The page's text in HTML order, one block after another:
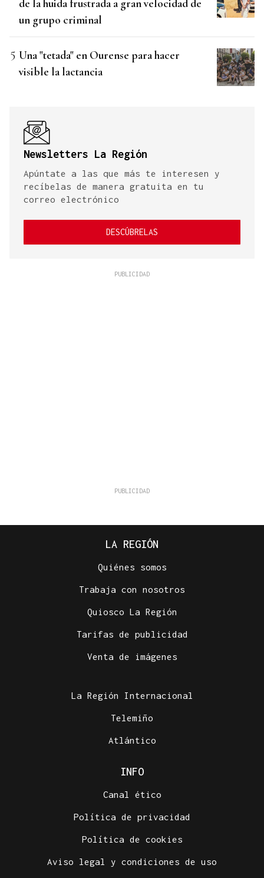
de la huida frustrada a gran velocidad de
un grupo criminal
Una "tetada" en Ourense para hacer
visible la lactancia
Newsletters La Región
Apúntate a las que más te interesen y
recíbelas de manera gratuita en tu
correo electrónico
DESCÚBRELAS
LA REGIÓN
Quiénes somos
Trabaja con nosotros
Quiosco La Región
Tarifas de publicidad
Venta de imágenes
La Región Internacional
Telemiño
Atlántico
INFO
Canal ético
Política de privacidad
Política de cookies
Aviso legal y condiciones de uso